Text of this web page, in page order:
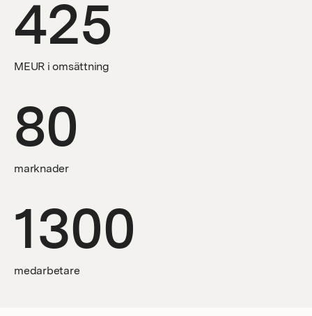
425
MEUR i omsättning
80
marknader
1300
medarbetare